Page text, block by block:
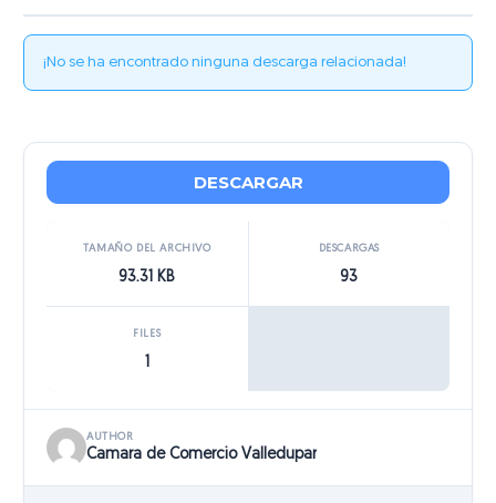
¡No se ha encontrado ninguna descarga relacionada!
DESCARGAR
TAMAÑO DEL ARCHIVO
93.31 KB
DESCARGAS
93
FILES
AUTHOR
Camara de Comercio Valledupar